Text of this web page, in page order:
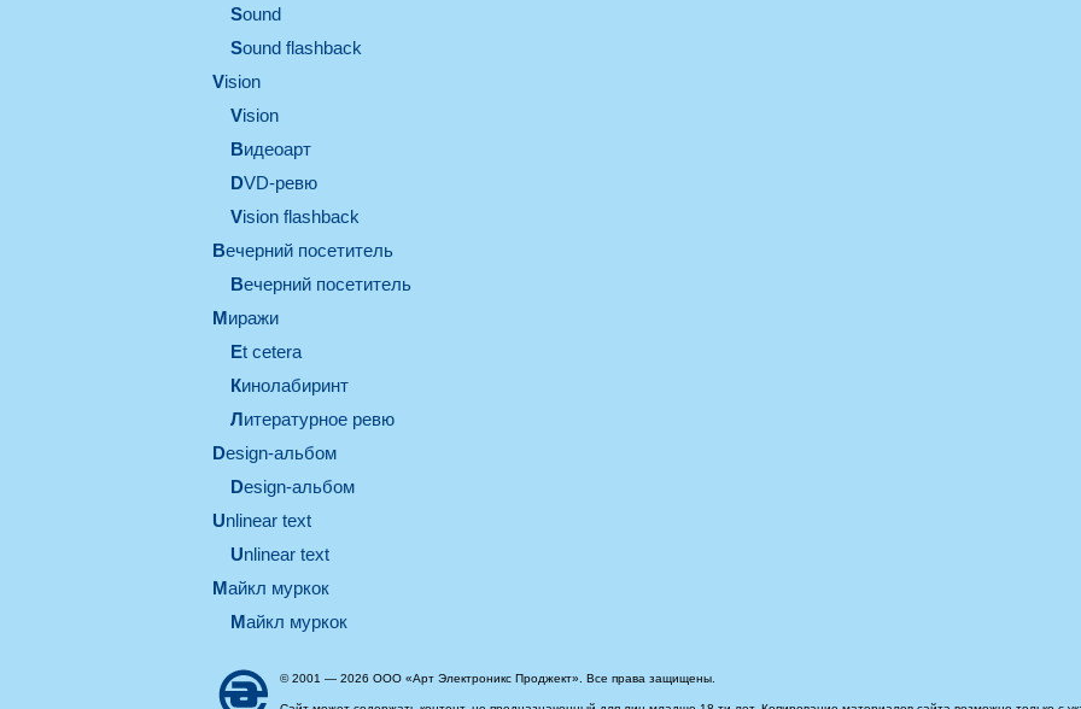
sound
Sound flashback
vision
vision
видеоарт
DVD-ревю
Vision flashback
вечерний посетитель
вечерний посетитель
миражи
et cetera
кинолабиринт
литературное ревю
design-альбом
design-альбом
unlinear text
Unlinear text
майкл муркок
майкл муркок
© 2001 — 2026 ООО «Арт Электроникс Проджект». Все права защищены.